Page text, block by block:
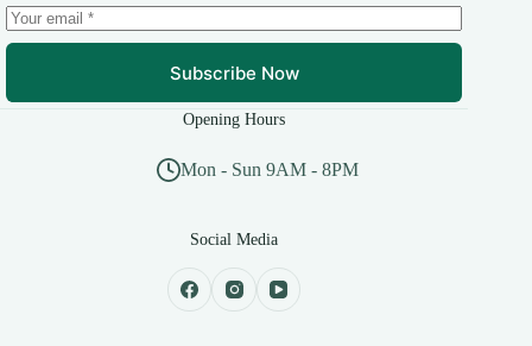
Subscribe Now
Opening Hours
Mon - Sun 9AM - 8PM
Social Media